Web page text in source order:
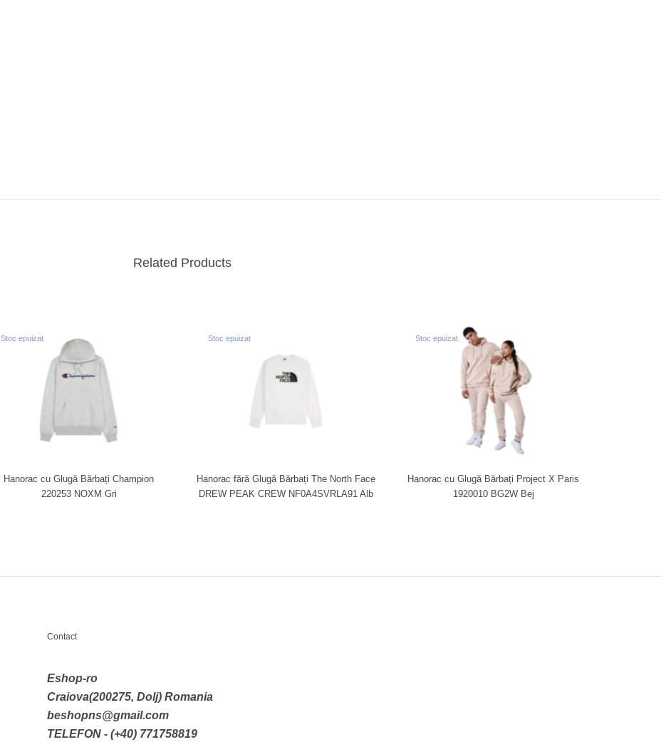
Related Products
Stoc epuizat
Hanorac cu Glugă Bărbați Champion
220253 NOXM Gri
Stoc epuizat
Hanorac fără Glugă Bărbați The North Face
DREW PEAK CREW NF0A4SVRLA91 Alb
Stoc epuizat
Hanorac cu Glugă Bărbați Project X Paris
1920010 BG2W Bej
Contact
Eshop-ro
Craiova(200275, Dolj) Romania
beshopns@gmail.com
TELEFON - (+40) 771758819